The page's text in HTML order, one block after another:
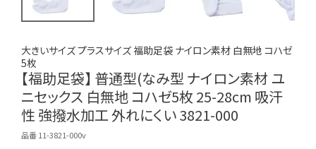
大きいサイズ プラスサイズ 福助足袋 ナイロン素材 白無地 コハゼ
5枚
【福助足袋】 普通型(なみ型 ナイロン素材 ユ
ニセックス 白無地 コハゼ5枚 25-28cm 吸汗
性 強撥水加工 外れにくい 3821-000
品番 11-3821-000v